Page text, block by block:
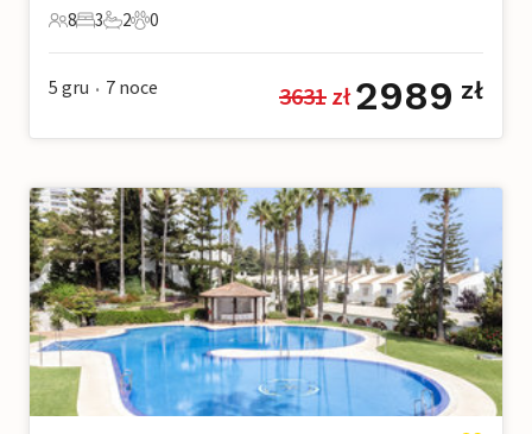
8 Goście
8
3 Sypialnie
3
2 Łazienki
2
0 Zwierzęta domowe
0
5 gru • 7 noce 3631 zł 2989 zł